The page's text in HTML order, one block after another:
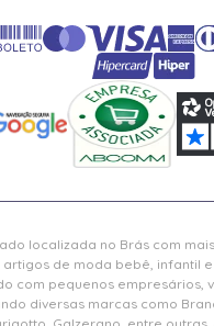
localizada no Brás com
artigos de moda bebê, infantil
com pequenos empresários,
diversas marcas como